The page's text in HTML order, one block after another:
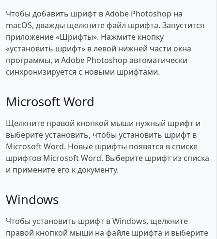
Чтобы добавить шрифт в Adobe Photoshop на
macOS, дважды щелкните файл шрифта. Запустится
приложение «Шрифты». Нажмите кнопку
«установить шрифт» в левой нижней части окна
программы, и Adobe Photoshop автоматически
синхронизируется с новыми шрифтами.
Microsoft Word
Щелкните правой кнопкой мыши нужный шрифт и
выберите установить, чтобы установить шрифт в
Microsoft Word. Новые шрифты появятся в списке
шрифтов Microsoft Word. Выберите шрифт из списка
и примените его к документу.
Windows
Чтобы установить шрифт в Windows, щелкните
правой кнопкой мыши на файле шрифта и выберите